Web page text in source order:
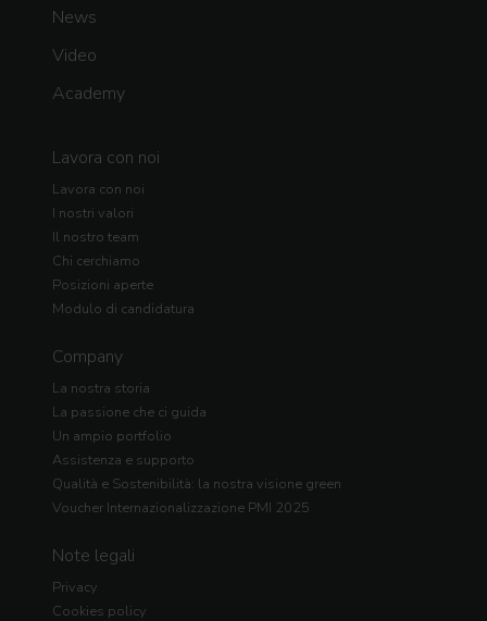
News
Video
Academy
Lavora con noi
Lavora con noi
I nostri valori
Il nostro team
Chi cerchiamo
Posizioni aperte
Modulo di candidatura
Company
La nostra storia
La passione che ci guida
Un ampio portfolio
Assistenza e supporto
Qualità e Sostenibilità: la nostra visione green
Voucher Internazionalizzazione PMI 2025
Note legali
Privacy
Cookies policy